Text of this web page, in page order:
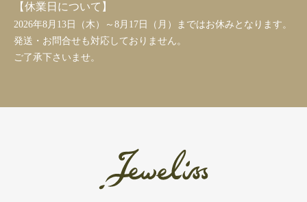
【休業日について】
2026年8月13日（木）～8月17日（月）まではお休みとなります。
発送・お問合せも対応しておりません。
ご了承下さいませ。